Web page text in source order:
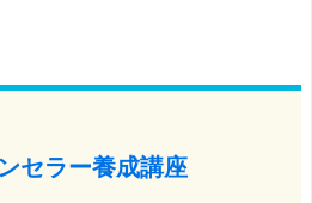
セラー養成講座